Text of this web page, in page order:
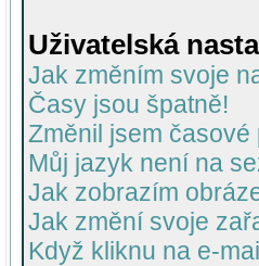
Uživatelská
Jak změním svoje
Časy jsou špatně!
Změnil jsem časové
Můj jazyk není na
Jak zobrazím
Jak změní svoje
Když kliknu na e-